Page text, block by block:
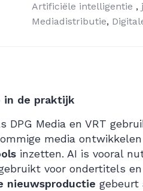
Artificiële intelligentie
Mediadistributie
in de praktijk
DPG Media en VRT
media
inzetten. AI is vooral
voor ondertitels
nieuwsproductie gebeurt